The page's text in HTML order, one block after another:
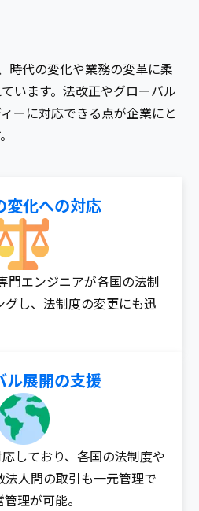
時代の変化や業務の変革に柔
います。法改正やグローバル
ーに対応できる点が企業にと
変化への対応​
門エンジニアが各国の法制
し、法制度の変更にも迅
ル展開の支援​
しており、各国の法制度や
人間の取引も一元管理で
理が可能。